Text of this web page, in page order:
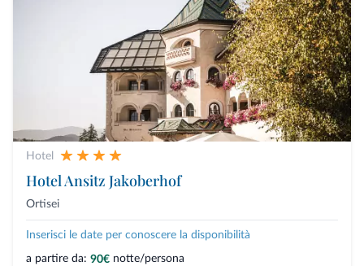
Hotel
Hotel Ansitz Jakoberhof
Ortisei
Inserisci le date per conoscere la disponibilità
a partire da: 90€ notte/persona